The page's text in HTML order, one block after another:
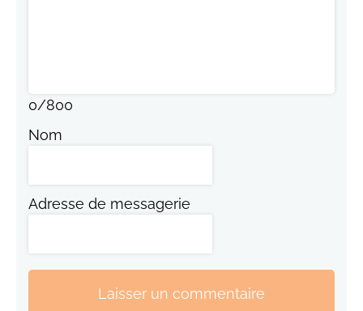
0/800
Nom
Adresse de messagerie
Laisser un commentaire